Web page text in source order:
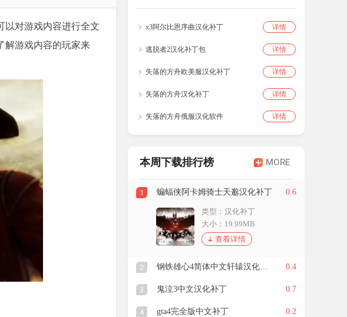
以对游戏内容进行全文
解游戏内容的玩家来
x3阿尔比恩序曲汉化补丁 详情
逃脱者2汉化补丁包 详情
失落的方舟欧美服汉化补丁 详情
失落的方舟汉化补丁 详情
失落的方舟俄服汉化软件 详情
本周下载排行榜 MORE
1 蝙蝠侠阿卡姆骑士天邈汉化补丁 0.6
类型：汉化补丁
大小：19.99MB
查看详情
2 钢铁雄心4简体中文轩辕汉化补丁 0.4
3 鬼泣3中文汉化补丁 0.7
4 gta4完全版中文补丁 0.2